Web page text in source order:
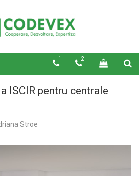
1 2
ISCIR pentru centrale
Stroe